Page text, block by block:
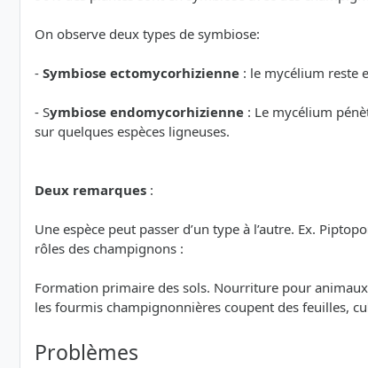
On observe deux types de symbiose:
- Symbiose ectomycorhizienne : le mycélium reste
- Symbiose endomycorhizienne : Le mycélium
sur quelques espèces ligneuses.
Deux remarques :
Une espèce peut passer d’un type à l’autre. Ex.
rôles des champignons :
Formation primaire des sols. Nourriture pour
les fourmis champignonnières coupent des feuilles,
Problèmes